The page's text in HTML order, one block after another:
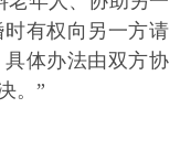
有权向另一方请
体办法由双方协
。”